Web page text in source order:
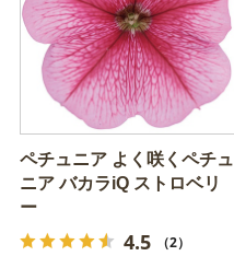
ペチュニア よく咲くペチュ
ニア バカラiQ ストロベリ
ー
4.5 （2）